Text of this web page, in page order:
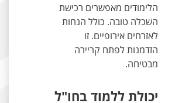
הלימודים מאפשרים רכישת
השכלה טובה. כולל הנחות
לאזרחים אירופיים. זו
הזדמנות לפתח קריירה
מבטיחה.
יכולת ללמוד בחו"ל